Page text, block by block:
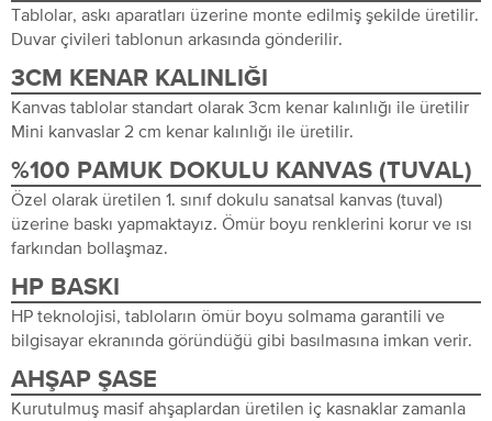
Tablolar, askı aparatları üzerine monte edilmiş şekilde üretilir.
Duvar çivileri tablonun arkasında gönderilir.
3CM KENAR KALINLIĞI
Kanvas tablolar standart olarak 3cm kenar kalınlığı ile üretilir
Mini kanvaslar 2 cm kenar kalınlığı ile üretilir.
%100 PAMUK DOKULU KANVAS (TUVAL)
Özel olarak üretilen 1. sınıf dokulu sanatsal kanvas (tuval)
üzerine baskı yapmaktayız. Ömür boyu renklerini korur ve ısı
farkından bollaşmaz.
HP BASKI
HP teknolojisi, tabloların ömür boyu solmama garantili ve
bilgisayar ekranında göründüğü gibi basılmasına imkan verir.
AHŞAP ŞASE
Kurutulmuş masif ahşaplardan üretilen iç kasnaklar zamanla